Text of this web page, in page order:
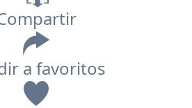
a favoritos